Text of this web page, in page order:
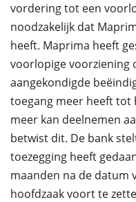
vordering tot een
noodzakelijk dat
heeft. Maprima heeft
voorlopige voorziening
aangekondigde
toegang meer heeft tot
meer kan deelnemen
betwist dit. De bank
toezegging heeft
maanden na de datum
hoofdzaak voort te